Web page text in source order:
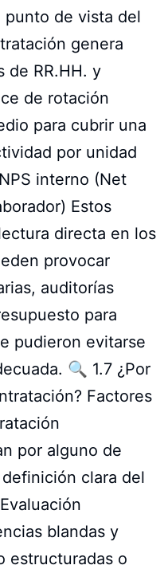
punto de vista del
genera
de RR.HH. y
de rotación
para cubrir una
por unidad
interno (Net
Estos
directa en los
provocar
auditorías
para
pudieron evitarse
🔍 1.7 ¿Por
Factores
por alguno de
clara del
blandas y
estructuradas o